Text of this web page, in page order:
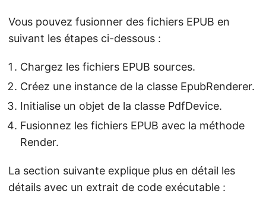
Vous pouvez fusionner des fichiers EPUB en
suivant les étapes ci-dessous :
Chargez les fichiers EPUB sources.
Créez une instance de la classe EpubRenderer.
Initialise un objet de la classe PdfDevice.
Fusionnez les fichiers EPUB avec la méthode
Render.
La section suivante explique plus en détail les
détails avec un extrait de code exécutable :